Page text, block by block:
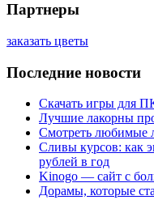
Партнеры
заказать цветы
Последние новости
Скачать игры для
Лучшие лакорны
Смотреть любимые
Сливы курсов: как
рублей в год
Kinogo — сайт с
Дорамы, которые